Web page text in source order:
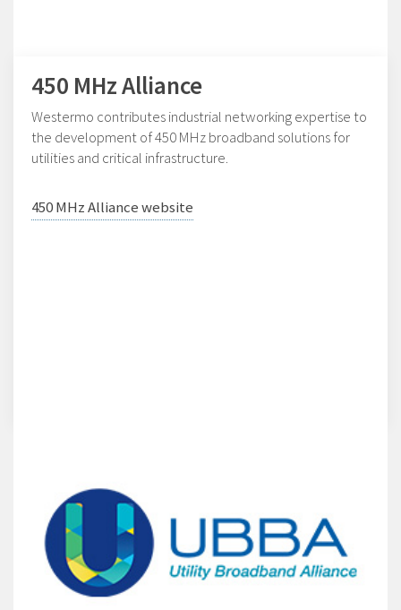
450 MHz Alliance
Westermo contributes industrial networking expertise to
the development of 450 MHz broadband solutions for
utilities and critical infrastructure.
450 MHz Alliance website